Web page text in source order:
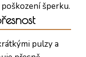
šperku.
pulzy a